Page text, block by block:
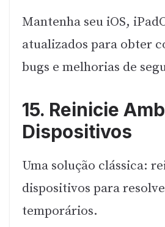
Mantenha seu iOS,
atualizados para obter
bugs e melhorias de
15. Reinicie
Dispositivos
Uma solução clássica:
dispositivos para
temporários.